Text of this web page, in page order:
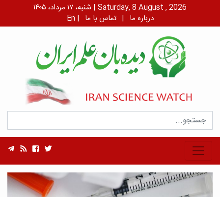
شنبه، ۱۷ مرداد، ۱۴۰۵ | Saturday, 8 August , 2026
En | درباره ما | تماس با ما